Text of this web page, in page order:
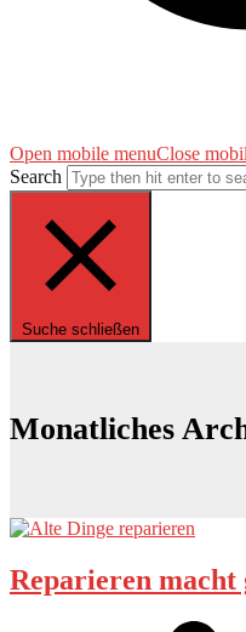
Open mobile menuClose
Search
Suche schließen
Monatliches
Reparieren